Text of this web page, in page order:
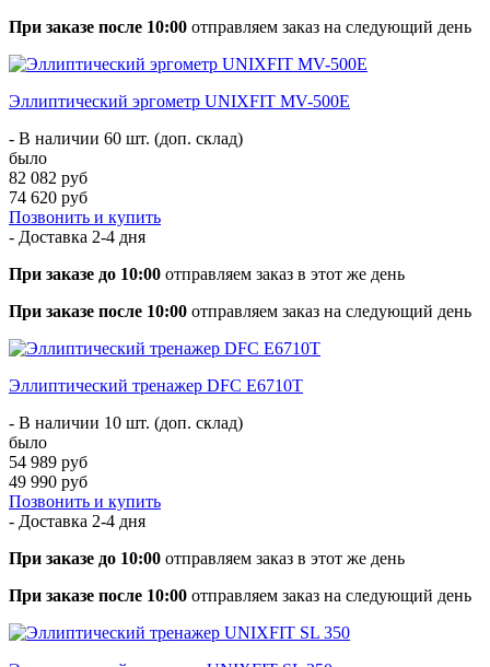
При заказе после 10:00 отправляем заказ на следующий день
Эллиптический эргометр UNIXFIT MV-500E
- В наличии 60 шт. (доп. склад)
было
82 082 руб
74 620 руб
Позвонить и купить
- Доставка 2-4 дня
При заказе до 10:00 отправляем заказ в этот же день
При заказе после 10:00 отправляем заказ на следующий день
Эллиптический тренажер DFC E6710T
- В наличии 10 шт. (доп. склад)
было
54 989 руб
49 990 руб
Позвонить и купить
- Доставка 2-4 дня
При заказе до 10:00 отправляем заказ в этот же день
При заказе после 10:00 отправляем заказ на следующий день